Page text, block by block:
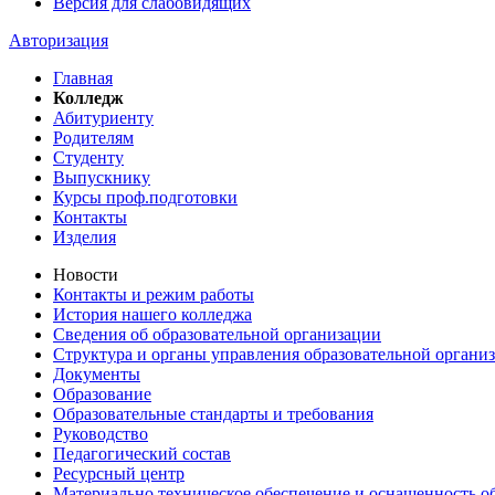
Авторизация
Главная
Колледж
Абитуриенту
Родителям
Студенту
Выпускнику
Курсы проф.подготовки
Контакты
Изделия
Новости
Контакты и режим работы
История нашего колледжа
Сведения об образовательной организации
Структура и органы управления образовательной
Документы
Образование
Образовательные стандарты и требования
Руководство
Педагогический состав
Ресурсный центр